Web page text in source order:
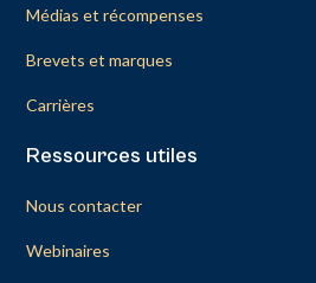
Médias et récompenses
Brevets et marques
Carrières
Ressources utiles
Nous contacter
Webinaires